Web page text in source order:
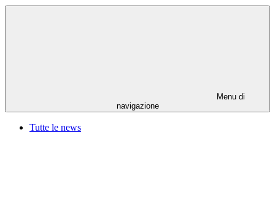
Menu di
navigazione
Tutte le news